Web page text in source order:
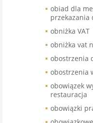
obiad dla
przekazania
obniżka VAT
obniżka vat
obostrzenia
obostrzenia
obowiązek
restauracja
obowiązki